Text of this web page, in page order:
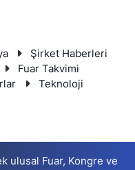
Şirket Haberleri
Fuar Takvimi
Teknoloji
ulusal Fuar, Kongre ve